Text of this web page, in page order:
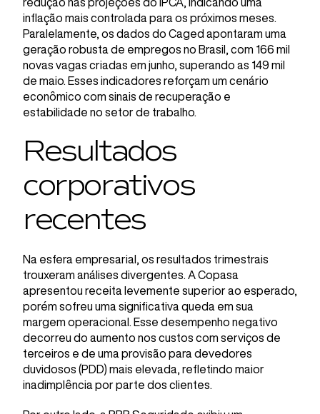
inflação mais controlada para os próximos meses.
Paralelamente, os dados do Caged apontaram uma
geração robusta de empregos no Brasil, com 166 mil
novas vagas criadas em junho, superando as 149 mil
de maio. Esses indicadores reforçam um cenário
econômico com sinais de recuperação e
estabilidade no setor de trabalho.
Resultados
corporativos
recentes
Na esfera empresarial, os resultados trimestrais
trouxeram análises divergentes. A Copasa
apresentou receita levemente superior ao esperado,
porém sofreu uma significativa queda em sua
margem operacional. Esse desempenho negativo
decorreu do aumento nos custos com serviços de
terceiros e de uma provisão para devedores
duvidosos (PDD) mais elevada, refletindo maior
inadimplência por parte dos clientes.